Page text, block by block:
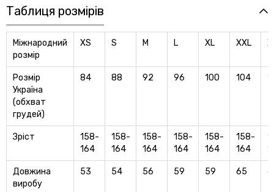
Таблиця розмірів
Міжнародний
розмір
XS S M L XL XXL
Розмір
Україна
(обхват
грудей)
84 88 92 96 100 104
Зріст
158-
164
158-
164
158-
164
158-
164
158-
164
158-
164
Довжина
виробу
53 54 56 59 59 65